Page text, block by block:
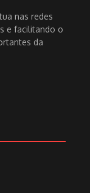
nas redes
e facilitando o
da